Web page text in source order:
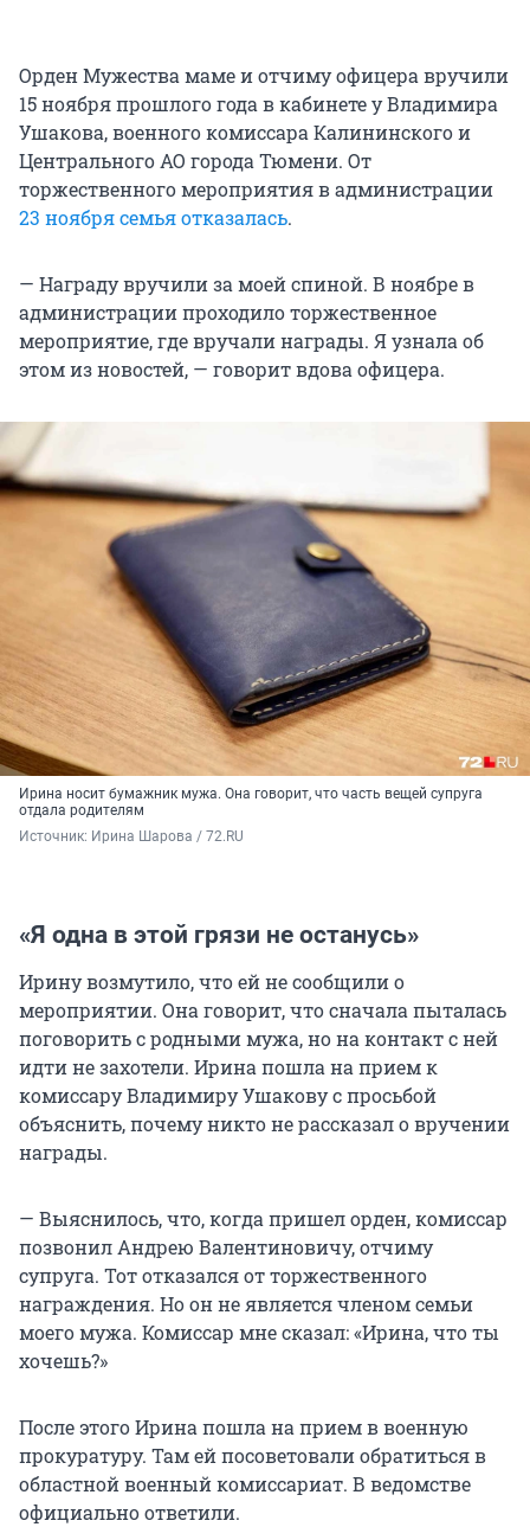
Орден Мужества маме и отчиму офицера вручили
15 ноября прошлого года в кабинете у Владимира
Ушакова, военного комиссара Калининского и
Центрального АО города Тюмени. От
торжественного мероприятия в администрации
23 ноября семья отказалась.
— Награду вручили за моей спиной. В ноябре в
администрации проходило торжественное
мероприятие, где вручали награды. Я узнала об
этом из новостей, — говорит вдова офицера.
Ирина носит бумажник мужа. Она говорит, что часть вещей супруга
отдала родителям
Источник: Ирина Шарова / 72.RU
«Я одна в этой грязи не останусь»
Ирину возмутило, что ей не сообщили о
мероприятии. Она говорит, что сначала пыталась
поговорить с родными мужа, но на контакт с ней
идти не захотели. Ирина пошла на прием к
комиссару Владимиру Ушакову с просьбой
объяснить, почему никто не рассказал о вручении
награды.
— Выяснилось, что, когда пришел орден, комиссар
позвонил Андрею Валентиновичу, отчиму
супруга. Тот отказался от торжественного
награждения. Но он не является членом семьи
моего мужа. Комиссар мне сказал: «Ирина, что ты
хочешь?»
После этого Ирина пошла на прием в военную
прокуратуру. Там ей посоветовали обратиться в
областной военный комиссариат. В ведомстве
официально ответили.